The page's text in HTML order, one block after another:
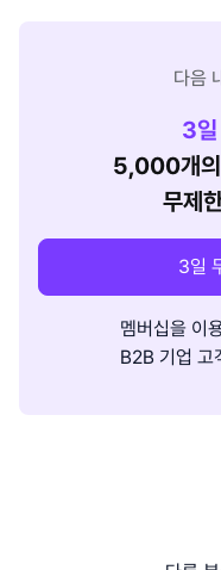
다음
3
5,000개의
무제
3일
멤버십을 이
B2B 기업 고